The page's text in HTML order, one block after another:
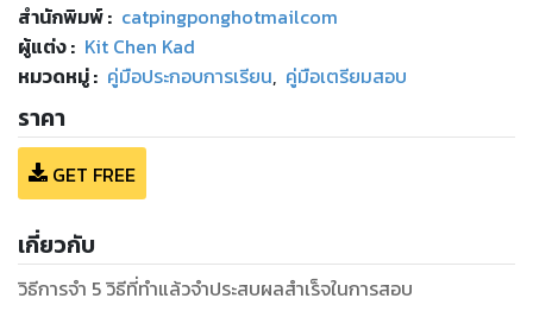
สำนักพิมพ์: catpingponghotmailcom
ผู้แต่ง : Kit Chen Kad
หมวดหมู่: คู่มือประกอบการเรียน, คู่มือเตรียมสอบ
ราคา
GET FREE
เกี่ยวกับ
วิธีการจำ 5 วิธีที่ทำแล้วจำประสบผลสำเร็จในการสอบ